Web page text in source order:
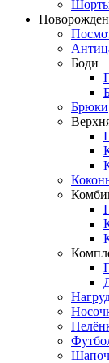
Боди
Брюки